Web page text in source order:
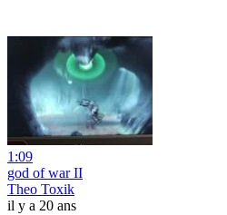
1:09
god of war II
Theo Toxik
il y a 20 ans